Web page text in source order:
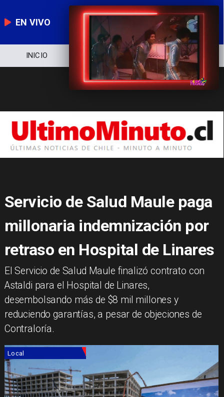
EN VIVO
NOTICIERO POLÍTICA ECONOMÍA
Servicio de Salud Maule paga
millonaria indemnización por
retraso en Hospital de Linares
El Servicio de Salud Maule finalizó contrato con
Astaldi para el Hospital de Linares,
desembolsando más de $8 mil millones y
reduciendo garantías, a pesar de objeciones de
Contraloría.
Local